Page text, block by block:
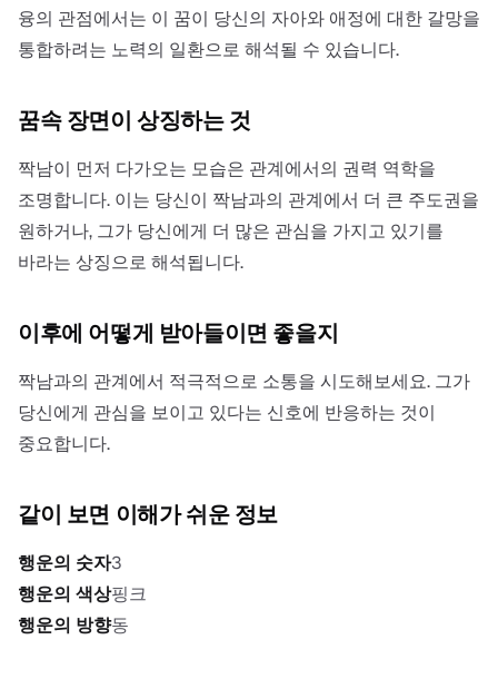
융의 관점에서는 이 꿈이 당신의 자아와 애정에 대한 갈망을
통합하려는 노력의 일환으로 해석될 수 있습니다.
꿈속 장면이 상징하는 것
짝남이 먼저 다가오는 모습은 관계에서의 권력 역학을
조명합니다. 이는 당신이 짝남과의 관계에서 더 큰 주도권을
원하거나, 그가 당신에게 더 많은 관심을 가지고 있기를
바라는 상징으로 해석됩니다.
이후에 어떻게 받아들이면 좋을지
짝남과의 관계에서 적극적으로 소통을 시도해보세요. 그가
당신에게 관심을 보이고 있다는 신호에 반응하는 것이
중요합니다.
같이 보면 이해가 쉬운 정보
행운의 숫자3
행운의 색상핑크
행운의 방향동